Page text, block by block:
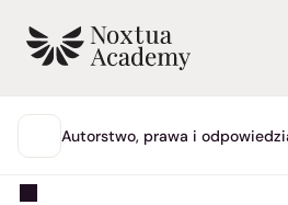
Start
GŁÓWNA
Autorstwo, prawa i